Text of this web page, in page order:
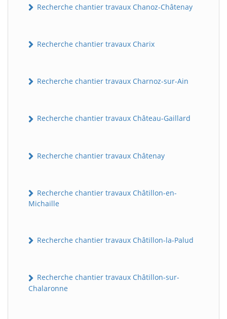
Recherche chantier travaux Chanoz-Châtenay
Recherche chantier travaux Charix
Recherche chantier travaux Charnoz-sur-Ain
Recherche chantier travaux Château-Gaillard
Recherche chantier travaux Châtenay
Recherche chantier travaux Châtillon-en-
Michaille
Recherche chantier travaux Châtillon-la-Palud
Recherche chantier travaux Châtillon-sur-
Chalaronne